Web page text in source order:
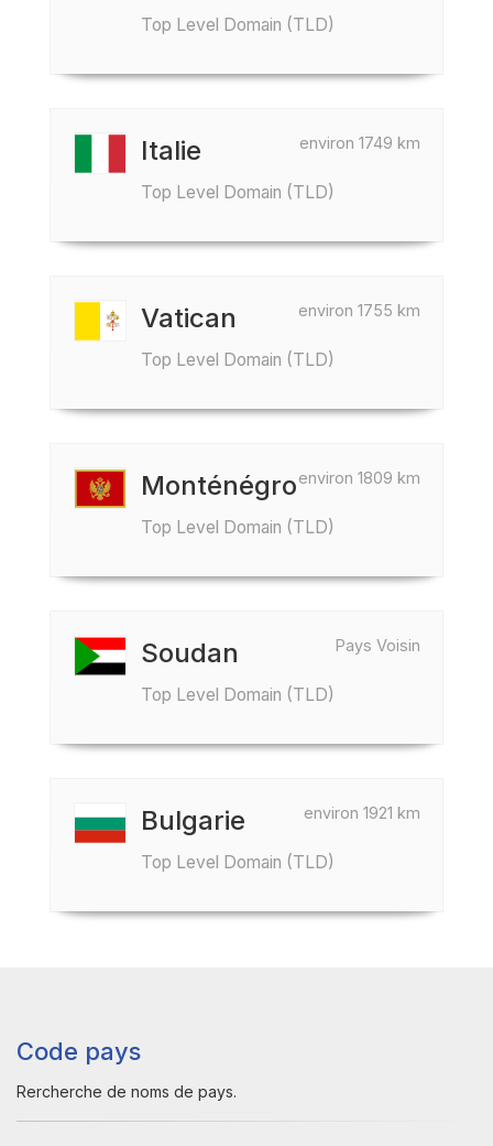
Top Level Domain (TLD)
environ 1749 km
Italie
Top Level Domain (TLD)
environ 1755 km
Vatican
Top Level Domain (TLD)
environ 1809 km
Monténégro
Top Level Domain (TLD)
Pays Voisin
Soudan
Top Level Domain (TLD)
environ 1921 km
Bulgarie
Top Level Domain (TLD)
Code pays
Rercherche de noms de pays.